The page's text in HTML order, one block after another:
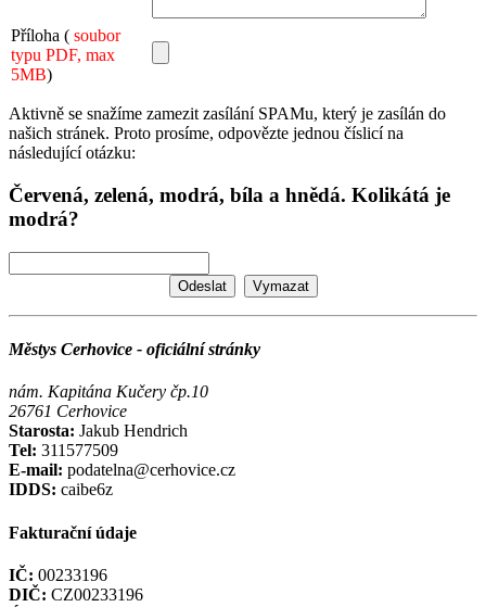
Příloha ( soubor
typu PDF, max
5MB)
Aktivně se snažíme zamezit zasílání SPAMu, který je zasílán do
našich stránek. Proto prosíme, odpovězte jednou číslicí na
následující otázku:
Červená, zelená, modrá, bíla a hnědá. Kolikátá je
modrá?
Městys Cerhovice - oficiální stránky
nám. Kapitána Kučery čp.10
26761 Cerhovice
Starosta: Jakub Hendrich
Tel: 311577509
E-mail: podatelna@cerhovice.cz
IDDS: caibe6z
Fakturační údaje
IČ: 00233196
DIČ: CZ00233196